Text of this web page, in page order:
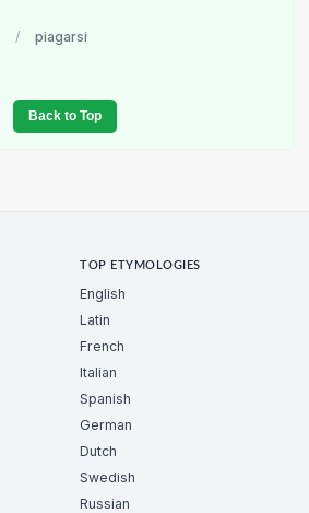
/ piagarsi
Back to Top
TOP ETYMOLOGIES
English
Latin
French
Italian
Spanish
German
Dutch
Swedish
Russian